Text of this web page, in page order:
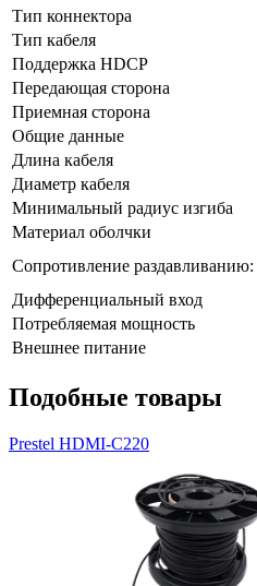
Тип коннектора
Тип кабеля
Поддержка HDCP
Передающая сторона
Приемная сторона
Общие данные
Длина кабеля
Диаметр кабеля
Минимальный радиус изгиба
Материал оболчки
Сопротивление раздавливанию:
Дифференциальный вход
Потребляемая мощность
Внешнее питание
Подобные товары
Prestel HDMI-C220